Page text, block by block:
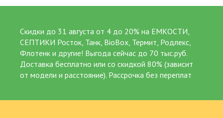
Жироуловители Декор. Дачная продукция
Услуги. Сервис
Скидки до 31 августа от 4 до 20% на ЕМКОСТИ,
СЕПТИКИ Росток, Танк, BioBox, Термит, Родлекс,
Флотенк и другие! Выгода сейчас до 70 тыс.руб.
Доставка бесплатно или со скидкой 80% (зависит
от модели и расстояние). Рассрочка без переплат